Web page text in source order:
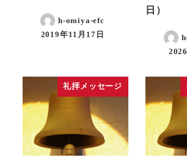
h-omiya-efc
2019年11月17日
日）
礼拝メッセージ